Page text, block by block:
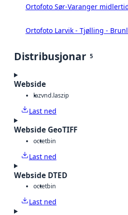
Ortofoto Sør-Varanger
Ortofoto Larvik - Tjølling -
Distribusjonar 5
Webside
lazvnd.laszip
Last ned
Webside GeoTIFF
octetbin
Last ned
Webside DTED
octetbin
Last ned